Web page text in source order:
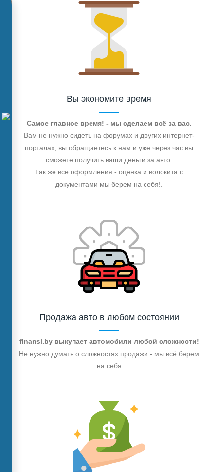
Вы экономите время
Самое главное время! - мы сделаем всё за вас.
Вам не нужно сидеть на форумах и других интернет-
порталах, вы обращаетесь к нам и уже через час вы
сможете получить ваши деньги за авто.
Так же все оформления - оценка и волокита с
документами мы берем на себя!.
Продажа авто в любом состоянии
finansi.by выкупает автомобили любой сложности!
Не нужно думать о сложностях продажи - мы всё берем
на себя